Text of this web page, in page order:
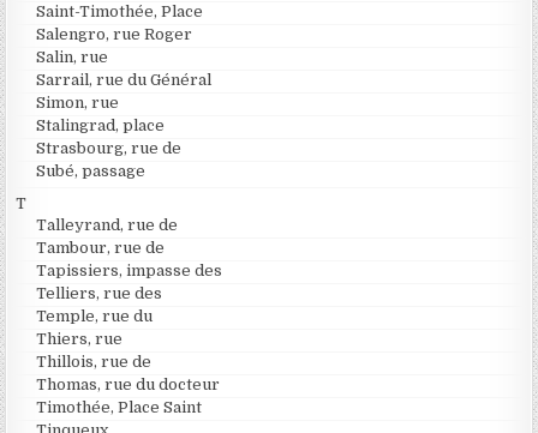
Saint-Timothée, Place
Salengro, rue Roger
Salin, rue
Sarrail, rue du Général
Simon, rue
Stalingrad, place
Strasbourg, rue de
Subé, passage
T
Talleyrand, rue de
Tambour, rue de
Tapissiers, impasse des
Telliers, rue des
Temple, rue du
Thiers, rue
Thillois, rue de
Thomas, rue du docteur
Timothée, Place Saint